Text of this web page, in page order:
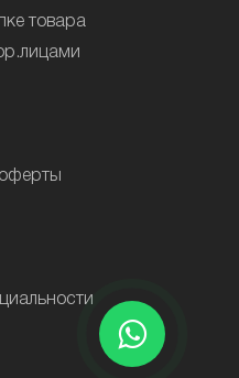
товара